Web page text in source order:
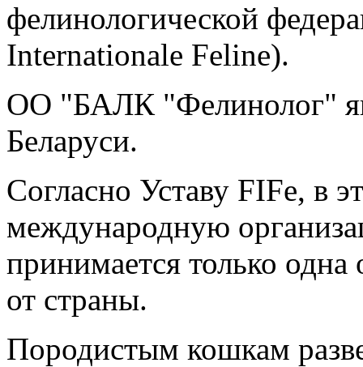
фелинологической
Internationale Feline).
OO "БАЛК "Фелинолог"
Беларуси.
Согласно Уставу FIFe, в
международную
принимается только
от страны.
Породистым кошкам